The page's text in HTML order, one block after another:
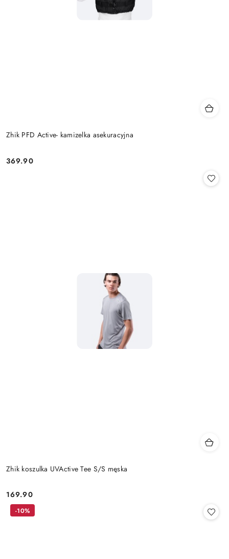
Zhik PFD Active- kamizelka asekuracyjna
Cena:
369.90
Zhik koszulka UVActive Tee S/S męska
Cena:
169.90
-10%